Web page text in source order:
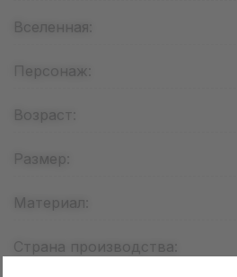
Вселенная:
Персонаж:
Возраст:
Размер:
Материал:
Страна производства: